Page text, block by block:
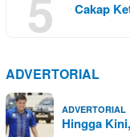
Cakap
ADVERTORIAL
ADVERTORIAL
Hingga